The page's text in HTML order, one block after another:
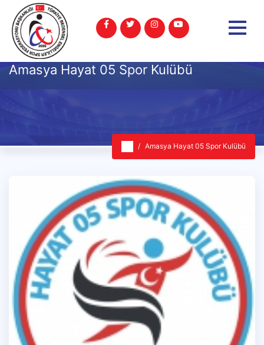
Amasya Hayat 05 Spor Kulübü
Amasya Hayat 05 Spor Kulübü